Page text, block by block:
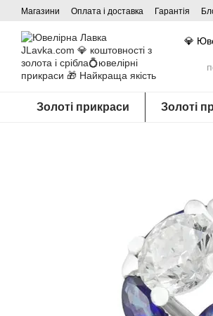
Перейти до основного контенту
Магазини Оплата і доставка Гарантія
💎
Золоті прикраси Золоті